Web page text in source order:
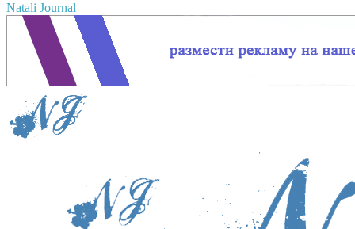
Natali Journal